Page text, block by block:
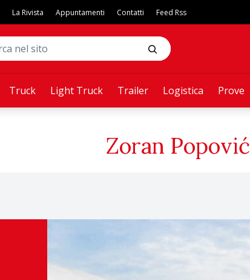
Truck Light Truck Trailer Logistica Prove
La Rivista Appuntamenti Contatti Feed Rss
Zoran Popović